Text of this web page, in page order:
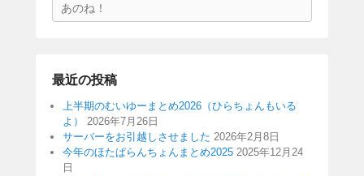
索
最近の投稿
上半期のむいゆーまとめ2026（ひらちょんもいる
よ）
2026年7月26日
サーバーをお引越しさせました 2026年2月8日
今年のほたぱらんちょんまとめ2025 2025年12月24
日